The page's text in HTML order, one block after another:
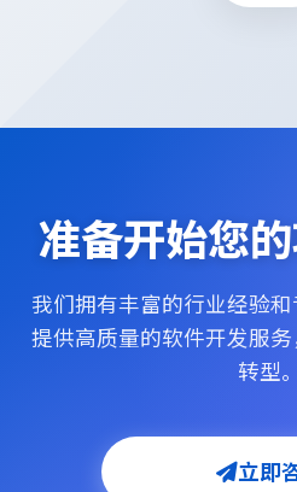
准备开始您的
我们拥有丰富的行业经验
提供高质量的软件开发服
转型。
立即